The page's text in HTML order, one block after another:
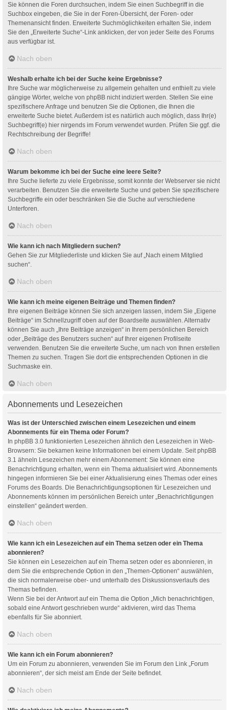
Sie können die Foren durchsuchen, indem Sie einen Suchbegriff in die
Suchbox eingeben, die Sie in der Foren-Übersicht, der Foren- oder
Themenansicht finden. Erweiterte Suchmöglichkeiten erhalten Sie, indem
Sie den „Erweiterte Suche“-Link anklicken, der von jeder Seite des Forums
aus verfügbar ist.
Nach oben
Weshalb erhalte ich bei der Suche keine Ergebnisse?
Ihre Suche war möglicherweise zu allgemein gehalten und enthielt zu viele
gängige Wörter, welche von phpBB nicht indiziert werden. Stellen Sie eine
spezifischere Anfrage und benutzen Sie die Optionen, die Ihnen die
erweiterte Suche bietet. Außerdem ist es natürlich auch möglich, dass Ihr(e)
Suchbegriff(e) hier nirgends im Forum verwendet wurden. Prüfen Sie ggf. die
Rechtschreibung der Begriffe!
Nach oben
Warum bekomme ich bei der Suche eine leere Seite?
Ihre Suche lieferte zu viele Ergebnisse, somit konnte der Webserver sie nicht
verarbeiten. Benutzen Sie die erweiterte Suche und geben Sie spezifischere
Suchbegriffe ein oder beschränken Sie die Suche auf verschiedene
Unterforen.
Nach oben
Wie kann ich nach Mitgliedern suchen?
Gehen Sie zur Mitgliederliste und klicken Sie auf „Nach einem Mitglied
suchen“.
Nach oben
Wie kann ich meine eigenen Beiträge und Themen finden?
Ihre eigenen Beiträge können Sie sich anzeigen lassen, indem Sie „Eigene
Beiträge“ im Schnellzugriff oben auf der Boardseite auswählen. Alternativ
können Sie auch „Ihre Beiträge anzeigen“ in Ihrem persönlichen Bereich
oder „Beiträge des Benutzers suchen“ auf Ihrer eigenen Profilseite
verwenden. Benutzen Sie die erweiterte Suche, um nach von Ihnen erstellen
Themen zu suchen. Tragen Sie dort die entsprechenden Optionen in die
Suchmaske ein.
Nach oben
Abonnements und Lesezeichen
Was ist der Unterschied zwischen einem Lesezeichen und einem
Abonnements für ein Thema oder Forum?
In phpBB 3.0 funktionierten Lesezeichen ähnlich den Lesezeichen in Web-
Browsern: Sie bekamen keine Informationen bei einem Update. Seit phpBB
3.1 ähneln Lesezeichen mehr einem Abonnement: Sie können eine
Benachrichtigung erhalten, wenn ein Thema aktualisiert wird. Abonnements
hingegen informieren Sie bei einer Aktualisierung eines Themas oder eines
Forums des Boards. Die Benachrichtigungsoptionen für Lesezeichen und
Abonnements können im persönlichen Bereich unter „Benachrichtigungen
einstellen“ geändert werden.
Nach oben
Wie kann ich ein Lesezeichen auf ein Thema setzen oder ein Thema
abonnieren?
Sie können ein Lesezeichen auf ein Thema setzen oder es abonnieren, in
dem Sie die entsprechende Option in den „Themen-Optionen“ auswählen,
die sich normalerweise ober- und unterhalb des Diskussionsverlaufs des
Themas befinden.
Wenn Sie bei der Antwort auf ein Thema die Option „Mich benachrichtigen,
sobald eine Antwort geschrieben wurde“ aktivieren, wird das Thema
ebenfalls für Sie abonniert.
Nach oben
Wie kann ich ein Forum abonnieren?
Um ein Forum zu abonnieren, verwenden Sie im Forum den Link „Forum
abonnieren“, der sich meist am Ende der Seite befindet.
Nach oben